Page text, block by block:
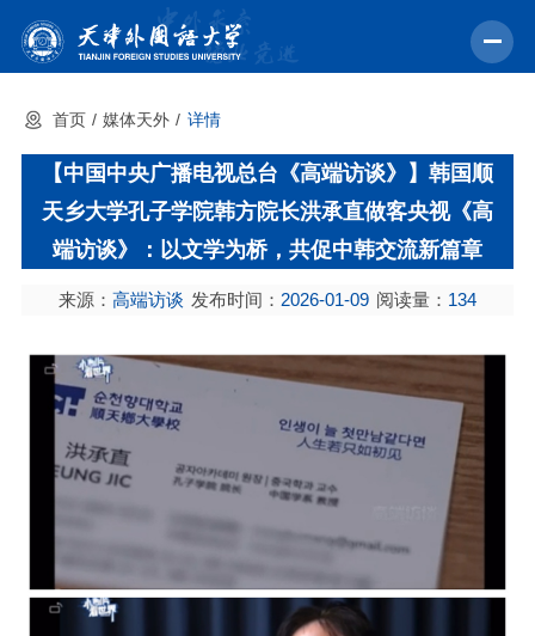
首页
学校概况
学术科研
招生就业
融合门户 校外访问（VPN）
首页 媒体天外 详情
【中国中央广播电视总台《高端访谈》】韩国顺
天乡大学孔子学院韩方院长洪承直做客央视《高
端访谈》：以文学为桥，共促中韩交流新篇章
来源：高端访谈 发布时间： 2026-01-09 阅读量： 134